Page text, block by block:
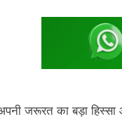
जरूरत का बड़ा हिस्सा